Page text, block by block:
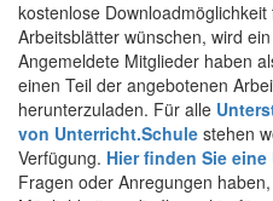
kostenlose
Arbeitsblätter wünschen, wird ein
Angemeldete Mitglieder haben
einen Teil der angebotenen
herunterzuladen. Für alle
von Unterricht.Schule stehen
Verfügung. Hier finden Sie
Fragen oder Anregungen